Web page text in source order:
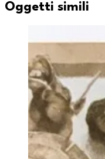
Oggetti simili